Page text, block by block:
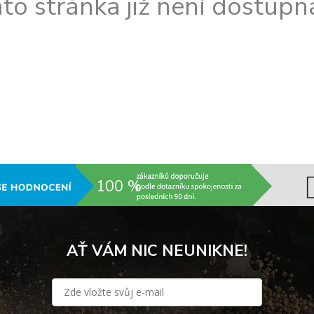
100 %
AŤ VÁM NIC NEUNIKNE!